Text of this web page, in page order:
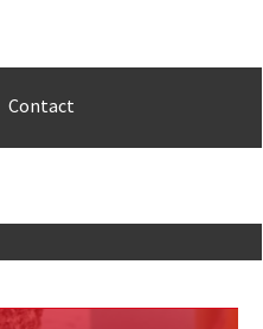
Contact